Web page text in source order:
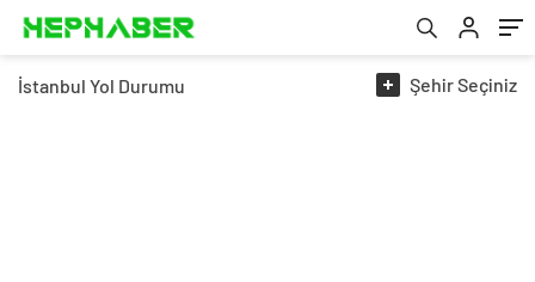
İstanbul Yol Durumu ŞehirSeçiniz